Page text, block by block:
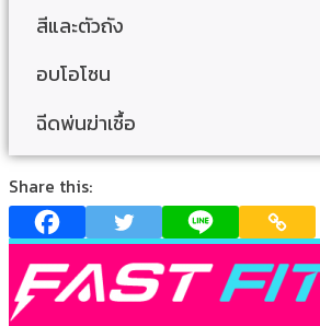
สีและตัวถัง
อบโอโซน
ฉีดพ่นฆ่าเชื้อ
Share this: